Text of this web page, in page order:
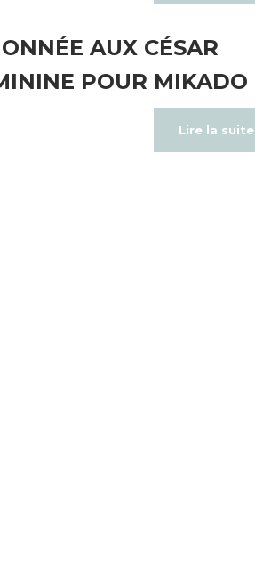
AUX CÉSAR
POUR MIKADO
Lire la suite